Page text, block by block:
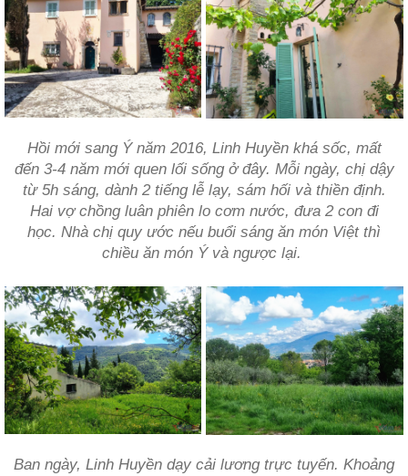
Hồi mới sang Ý năm 2016, Linh Huyền khá sốc, mất
đến 3-4 năm mới quen lối sống ở đây. Mỗi ngày, chị dậy
từ 5h sáng, dành 2 tiếng lễ lạy, sám hối và thiền định.
Hai vợ chồng luân phiên lo cơm nước, đưa 2 con đi
học. Nhà chị quy ước nếu buổi sáng ăn món Việt thì
chiều ăn món Ý và ngược lại.
Ban ngày, Linh Huyền dạy cải lương trực tuyến. Khoảng